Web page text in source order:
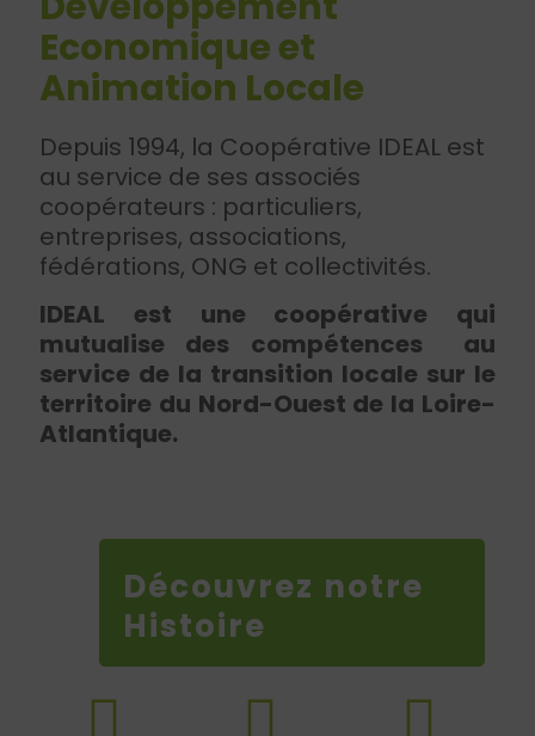
Economique et
Animation Locale
Depuis 1994, la Coopérative IDEAL est
au service de ses associés
coopérateurs : particuliers,
entreprises, associations,
fédérations, ONG et collectivités.
IDEAL est une coopérative qui
mutualise des compétences au
service de la transition locale sur le
territoire du Nord-Ouest de la Loire-
Atlantique.
Découvrez notre
Histoire